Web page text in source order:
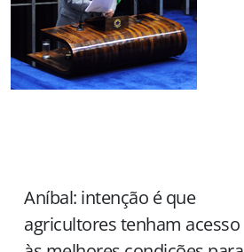
Aníbal: intenção é que
agricultores tenham acesso